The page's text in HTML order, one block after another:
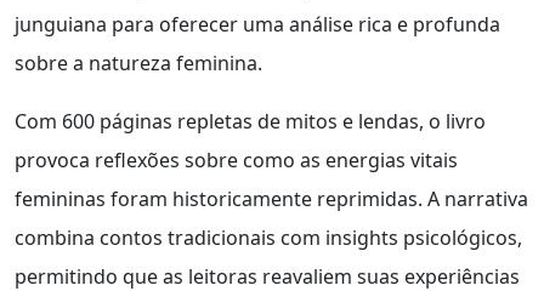
junguiana para oferecer uma análise rica e profunda
sobre a natureza feminina.
Com 600 páginas repletas de mitos e lendas, o livro
provoca reflexões sobre como as energias vitais
femininas foram historicamente reprimidas. A narrativa
combina contos tradicionais com insights psicológicos,
permitindo que as leitoras reavaliem suas experiências